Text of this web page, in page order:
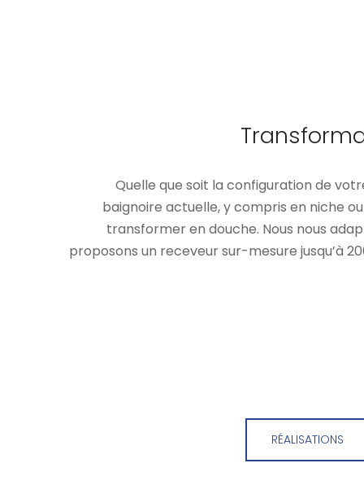
Quelle que soit la configuration de
baignoire actuelle, y compris en niche
transformer en douche. Nous nous
proposons un receveur sur-mesure jusqu’à
RÉALISATIONS